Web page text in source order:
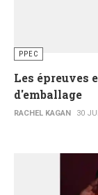
PPEC
Les épreuves
d'emballage
RACHEL KAGAN 30